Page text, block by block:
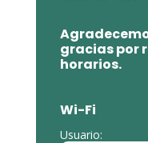
gracias por
horarios.
Wi-Fi
Usuario: